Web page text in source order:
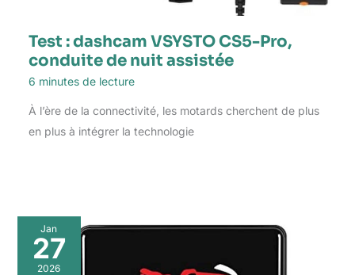
Test : dashcam VSYSTO CS5-Pro,
conduite de nuit assistée
6 minutes de lecture
À l’ère de la connectivité, les motards cherchent de plus
en plus à intégrer la technologie
Jan
27
2026